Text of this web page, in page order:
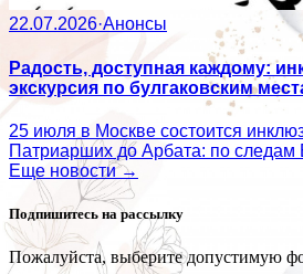
22.07.2026·Анонсы
Радость, доступная каждому:
экскурсия по булгаковским
25 июля в Москве состоится
Патриарших до Арбата: по следам
Еще новости →
Подпишитесь на рассылку
Пожалуйста, выберите допустимую